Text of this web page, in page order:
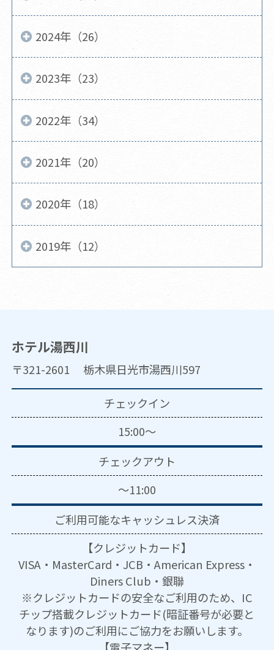
2024年（26）
2023年（23）
2022年（34）
2021年（20）
2020年（18）
2019年（12）
ホテル湯西川
〒321-2601 栃木県日光市湯西川597
チェックイン
15:00～
チェックアウト
～11:00
ご利用可能なキャッシュレス決済
【クレジットカード】
VISA・MasterCard・JCB・American Express・
Diners Club・銀聯
※クレジットカードの安全なご利用のため、IC
チップ搭載クレジットカード(暗証番号が必要と
なります)のご利用にご協力をお願いします。